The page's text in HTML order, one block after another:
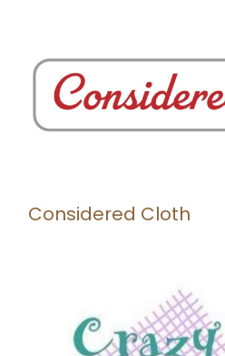
Considered Cloth